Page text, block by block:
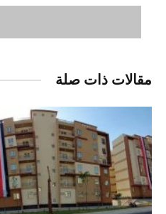
مقالات ذات صلة